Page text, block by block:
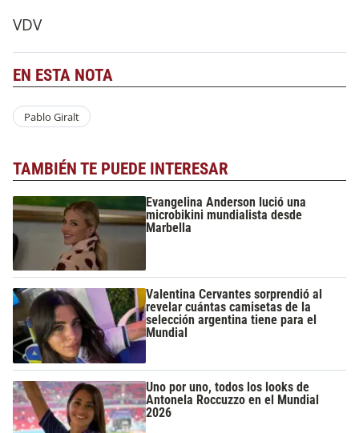
VDV
EN ESTA NOTA
Pablo Giralt
TAMBIÉN TE PUEDE INTERESAR
Evangelina Anderson lució una
microbikini mundialista desde
Marbella
Valentina Cervantes sorprendió al
revelar cuántas camisetas de la
selección argentina tiene para el
Mundial
Uno por uno, todos los looks de
Antonela Roccuzzo en el Mundial
2026